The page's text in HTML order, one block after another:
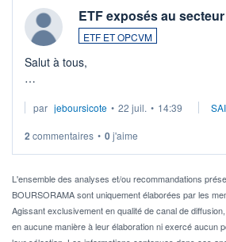
ETF exposés au
ETF ET OPCVM
Salut à tous,
via un ETF plutôt que des actions
Idéalement, je voudrais qu'il soit éligible
Pour l' ...
par jeboursicote • 22 juil. • 14:39
2 commentaires • 0j'aime
L'ensemble des analyses et/ou recommandations
BOURSORAMA sont uniquement élaborées par les
Agissant exclusivement en qualité de canal de
en aucune manière à leur élaboration ni exercé aucun